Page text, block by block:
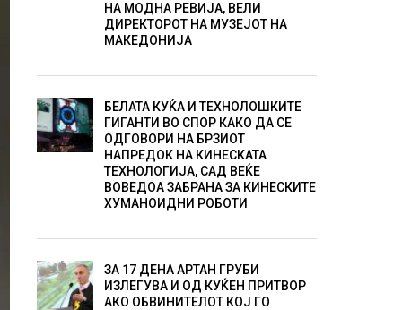
НА МОДНА РЕВИЈА, ВЕЛИ
ДИРЕКТОРОТ НА МУЗЕЈОТ НА
МАКЕДОНИЈА
БЕЛАТА КУЌА И ТЕХНОЛОШКИТЕ
ГИГАНТИ ВО СПОР КАКО ДА СЕ
ОДГОВОРИ НА БРЗИОТ
НАПРЕДОК НА КИНЕСКАТА
ТЕХНОЛОГИЈА, САД ВЕЌЕ
ВОВЕДОА ЗАБРАНА ЗА КИНЕСКИТЕ
ХУМАНОИДНИ РОБОТИ
ЗА 17 ДЕНА АРТАН ГРУБИ
ИЗЛЕГУВА И ОД КУЌЕН ПРИТВОР
АКО ОБВИНИТЕЛОТ КОЈ ГО